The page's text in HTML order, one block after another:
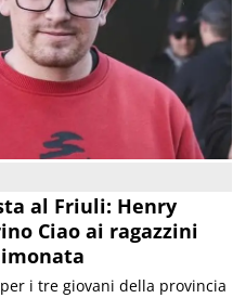
al Friuli: Henry
Ciao ai ragazzini
i tre giovani della provincia